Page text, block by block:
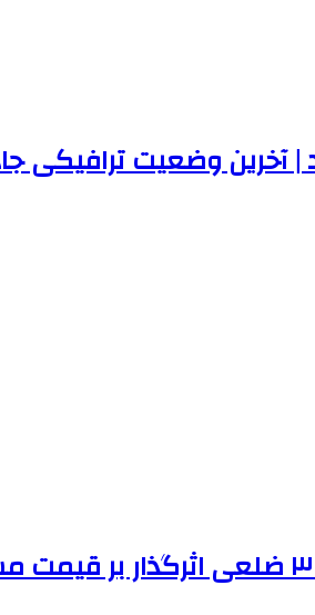
|‌ آخرین وضعیت ترافیکی